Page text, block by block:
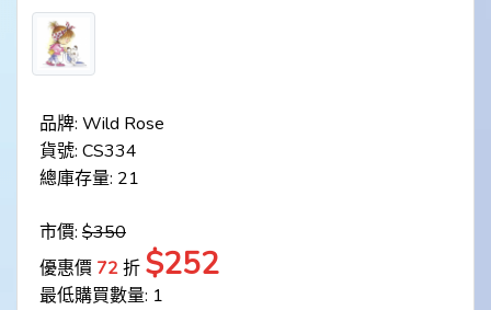
品牌: Wild Rose
貨號: CS334
總庫存量: 21
市價: $350
優惠價 72折 $252
最低購買數量: 1